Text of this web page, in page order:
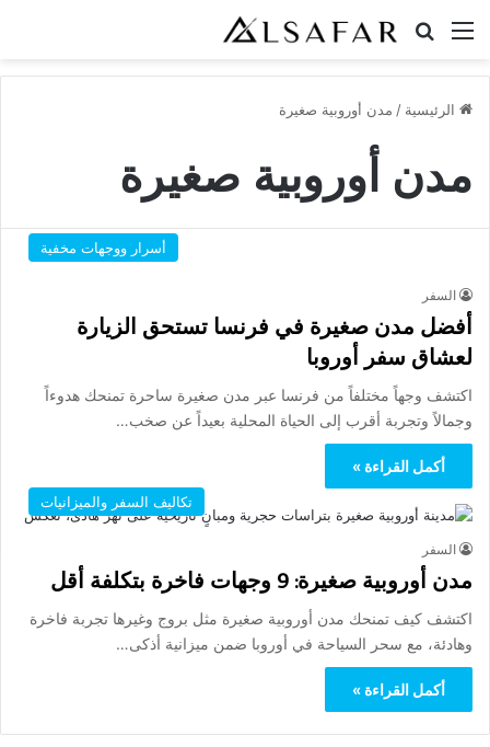
القائمة بحث عن
الرئيسية / مدن أوروبية صغيرة
مدن أوروبية صغيرة
أسرار ووجهات مخفية
السفر
أفضل مدن صغيرة في فرنسا تستحق الزيارة
لعشاق سفر أوروبا
اكتشف وجهاً مختلفاً من فرنسا عبر مدن صغيرة ساحرة تمنحك هدوءاً
وجمالاً وتجربة أقرب إلى الحياة المحلية بعيداً عن صخب…
أكمل القراءة »
تكاليف السفر والميزانيات
السفر
مدن أوروبية صغيرة: 9 وجهات فاخرة بتكلفة أقل
اكتشف كيف تمنحك مدن أوروبية صغيرة مثل بروج وغيرها تجربة فاخرة
وهادئة، مع سحر السياحة في أوروبا ضمن ميزانية أذكى…
أكمل القراءة »